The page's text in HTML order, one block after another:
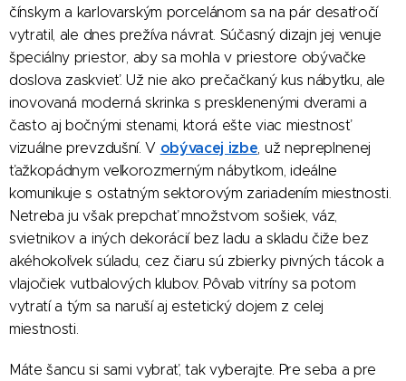
čínskym a karlovarským porcelánom sa na pár desaťročí
vytratil, ale dnes prežíva návrat. Súčasný dizajn jej venuje
špeciálny priestor, aby sa mohla v priestore obývačke
doslova zaskvieť. Už nie ako prečačkaný kus nábytku, ale
inovovaná moderná skrinka s presklenenými dverami a
často aj bočnými stenami, ktorá ešte viac miestnosť
vizuálne prevzdušní. V obývacej izbe, už nepreplnenej
ťažkopádnym veľkorozmerným nábytkom, ideálne
komunikuje s ostatným sektorovým zariadením miestnosti.
Netreba ju však prepchať množstvom sošiek, váz,
svietnikov a iných dekorácií bez ladu a skladu čiže bez
akéhokoľvek súladu, cez čiaru sú zbierky pivných tácok a
vlajočiek vutbalových klubov. Pôvab vitríny sa potom
vytratí a tým sa naruší aj estetický dojem z celej
miestnosti.
Máte šancu si sami vybrať, tak vyberajte. Pre seba a pre